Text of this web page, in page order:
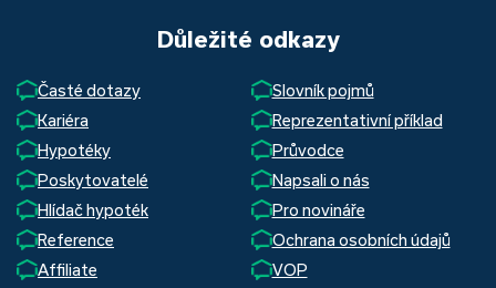
Důležité odkazy
Časté dotazy
Slovník pojmů
Kariéra
Reprezentativní příklad
Hypotéky
Průvodce
Poskytovatelé
Napsali o nás
Hlídač hypoték
Pro novináře
Reference
Ochrana osobních údajů
Affiliate
VOP